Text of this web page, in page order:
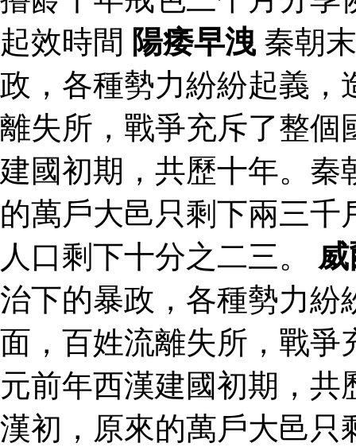
起效時間 陽痿早洩 秦朝
政，各種勢力紛紛起義，
離失所，戰爭充斥了整個
建國初期，共歷十年。秦
的萬戶大邑只剩下兩三
人口剩下十分之二三。
治下的暴政，各種勢力紛
面，百姓流離失所，戰爭
元前年西漢建國初期，
漢初，原來的萬戶大邑只